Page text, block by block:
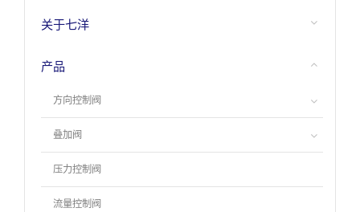
关于七洋
产品
方向控制阀
叠加阀
压力控制阀
流量控制阀